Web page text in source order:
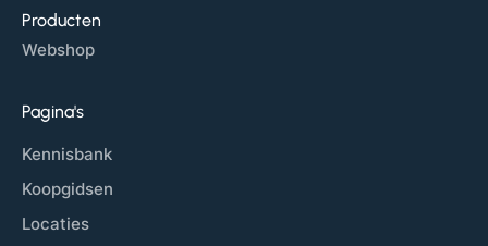
Producten
Webshop
Pagina's
Kennisbank
Koopgidsen
Locaties